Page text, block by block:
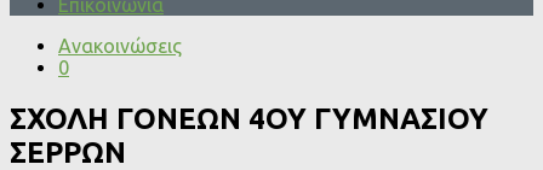
Επικοινωνία
Ανακοινώσεις
0
ΣΧΟΛΗ ΓΟΝΕΩΝ 4ΟΥ ΓΥΜΝΑΣΙΟΥ
ΣΕΡΡΩΝ